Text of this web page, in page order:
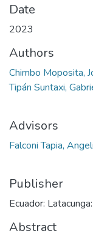
Date
2023
Authors
Chimbo Moposita,
Tipán Suntaxi,
Advisors
Falconi Tapia,
Publisher
Ecuador:
Abstract